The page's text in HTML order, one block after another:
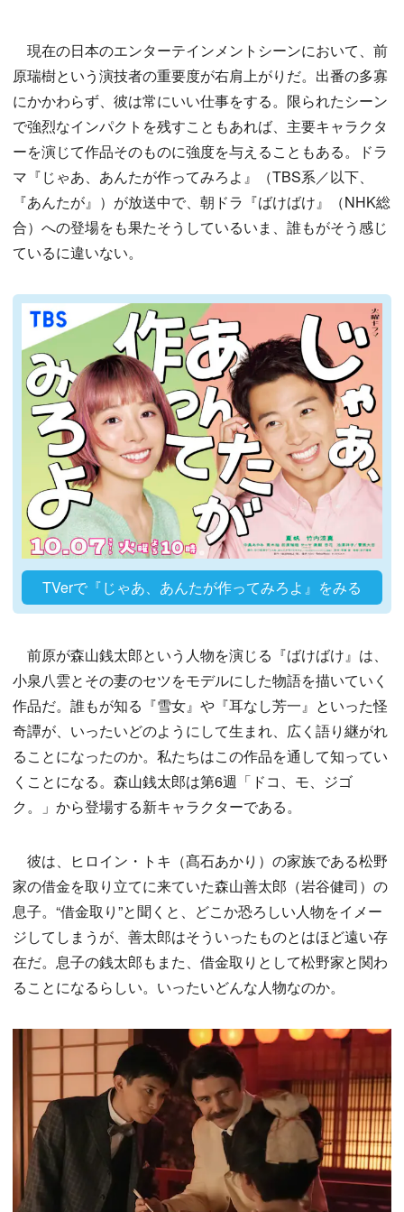
現在の日本のエンターテインメントシーンにおいて、前
原瑞樹という演技者の重要度が右肩上がりだ。出番の多寡
にかかわらず、彼は常にいい仕事をする。限られたシーン
で強烈なインパクトを残すこともあれば、主要キャラクタ
ーを演じて作品そのものに強度を与えることもある。ドラ
マ『じゃあ、あんたが作ってみろよ』（TBS系／以下、
『あんたが』）が放送中で、朝ドラ『ばけばけ』（NHK総
合）への登場をも果たそうしているいま、誰もがそう感じ
ているに違いない。
TVerで『じゃあ、あんたが作ってみろよ』をみる
前原が森山銭太郎という人物を演じる『ばけばけ』は、
小泉八雲とその妻のセツをモデルにした物語を描いていく
作品だ。誰もが知る『雪女』や『耳なし芳一』といった怪
奇譚が、いったいどのようにして生まれ、広く語り継がれ
ることになったのか。私たちはこの作品を通して知ってい
くことになる。森山銭太郎は第6週「ドコ、モ、ジゴ
ク。」から登場する新キャラクターである。
彼は、ヒロイン・トキ（髙石あかり）の家族である松野
家の借金を取り立てに来ていた森山善太郎（岩谷健司）の
息子。“借金取り”と聞くと、どこか恐ろしい人物をイメー
ジしてしまうが、善太郎はそういったものとはほど遠い存
在だ。息子の銭太郎もまた、借金取りとして松野家と関わ
ることになるらしい。いったいどんな人物なのか。